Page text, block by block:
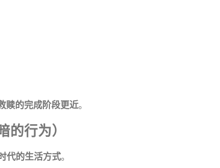
赎的完成阶段更近。
的行为）
代的生活方式。